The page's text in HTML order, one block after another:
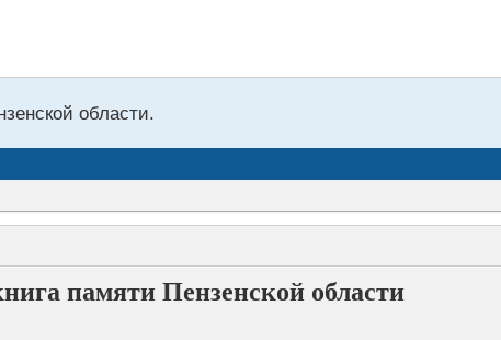
области.
памяти Пензенской области